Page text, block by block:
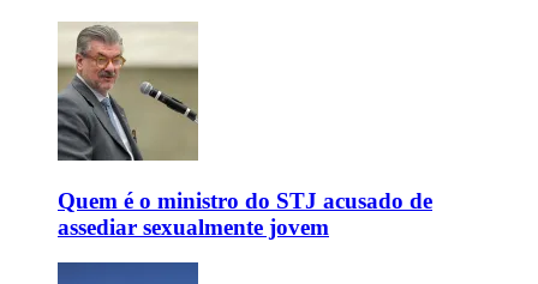
Quem é o ministro do STJ acusado de
assediar sexualmente jovem